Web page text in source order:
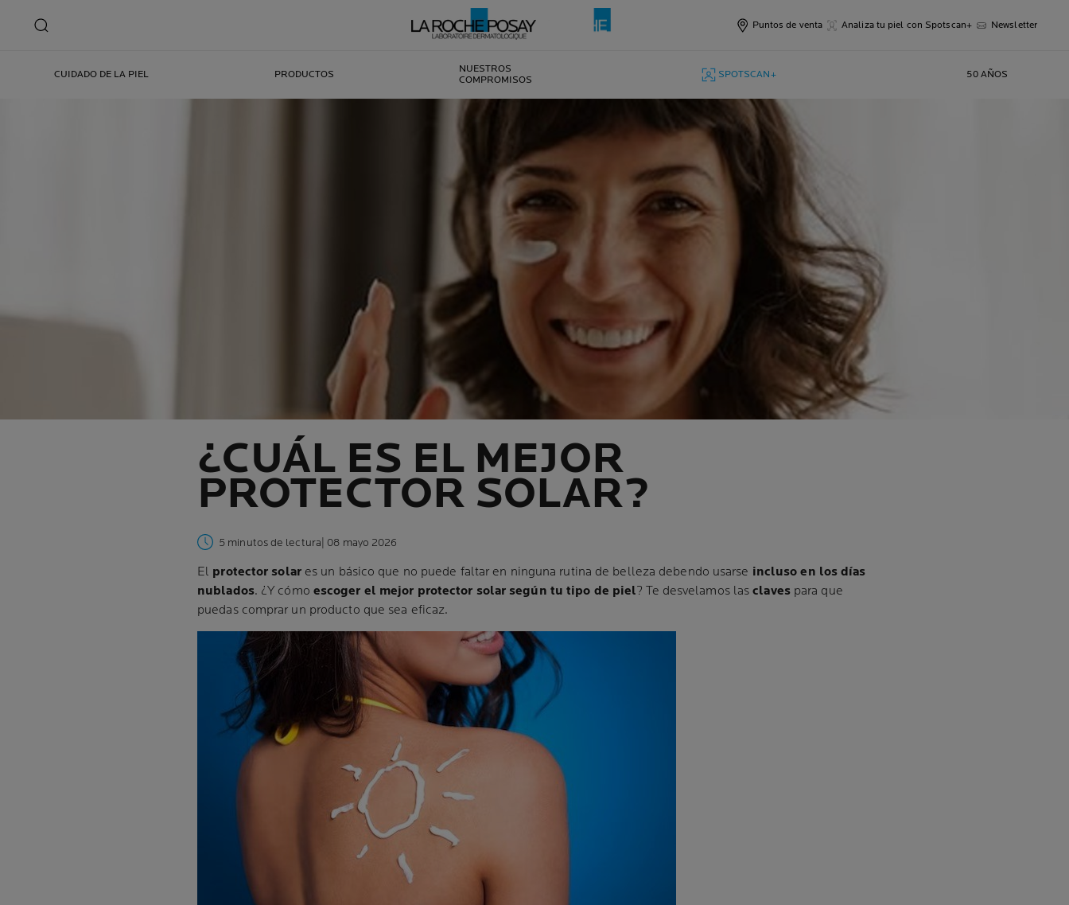
Puntos de venta Analiza tu piel con Spotscan+ Newsletter
CUIDADO DE LA PIEL PRODUCTOS
NUESTROS
COMPROMISOS
SPOTSCAN+ 50 AÑOS
¿CUÁL ES EL MEJOR
PROTECTOR SOLAR?
5 minutos de lectura | 08 mayo 2026
El protector solares un básico que no puede faltar en ninguna rutina de belleza debendo usarse incluso en los días
nublados. ¿Y cómo escoger el mejor protector solar según tu tipo de piel? Te desvelamos lasclaves para que
puedas comprar un producto que sea eficaz.